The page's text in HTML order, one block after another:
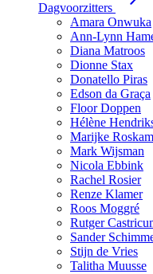
Dagvoorzitters
Amara Onwuka
Ann-Lynn
Diana Matroos
Dionne Stax
Donatello Piras
Edson da Graça
Floor Doppen
Hélène
Marijke Roskam
Mark Wijsman
Nicola Ebbink
Rachel Rosier
Renze Klamer
Roos Moggré
Rutger
Sander
Stijn de Vries
Talitha Muusse